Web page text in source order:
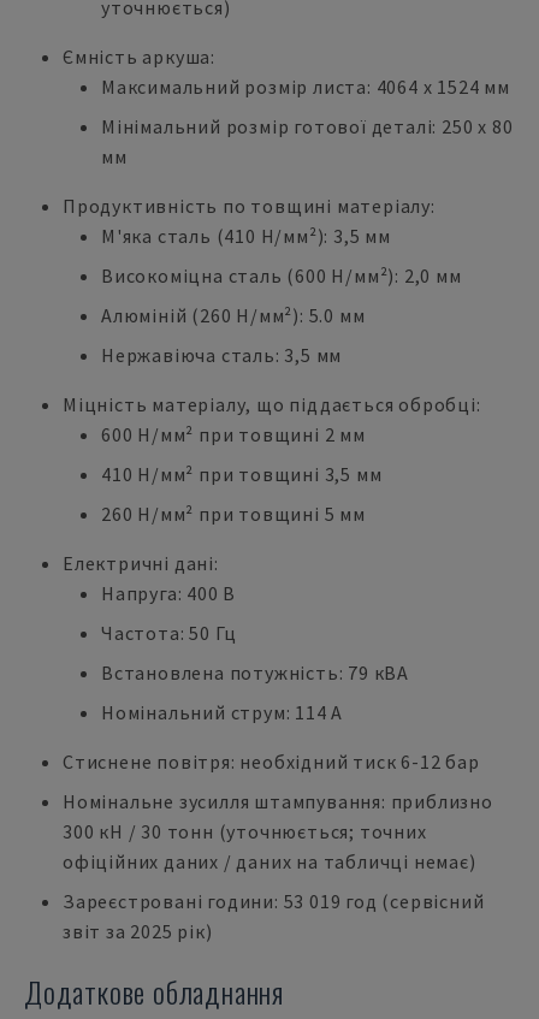
уточнюється)
Ємність аркуша:
Максимальний розмір листа: 4064 x 1524 мм
Мінімальний розмір готової деталі: 250 x 80
мм
Продуктивність по товщині матеріалу:
М'яка сталь (410 Н/мм²): 3,5 мм
Високоміцна сталь (600 Н/мм²): 2,0 мм
Алюміній (260 Н/мм²): 5.0 мм
Нержавіюча сталь: 3,5 мм
Міцність матеріалу, що піддається обробці:
600 Н/мм² при товщині 2 мм
410 Н/мм² при товщині 3,5 мм
260 Н/мм² при товщині 5 мм
Електричні дані:
Напруга: 400 В
Частота: 50 Гц
Встановлена потужність: 79 кВА
Номінальний струм: 114 А
Стиснене повітря: необхідний тиск 6-12 бар
Номінальне зусилля штампування: приблизно
300 кН / 30 тонн (уточнюється; точних
офіційних даних / даних на табличці немає)
Зареєстровані години: 53 019 год (сервісний
звіт за 2025 рік)
Додаткове обладнання